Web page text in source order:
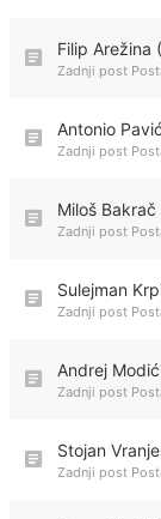
Filip Arežina
Zadnji post
Antonio
Zadnji post
Miloš Bakrač
Zadnji post
Sulejman
Zadnji post
Andrej
Zadnji post
Stojan
Zadnji post